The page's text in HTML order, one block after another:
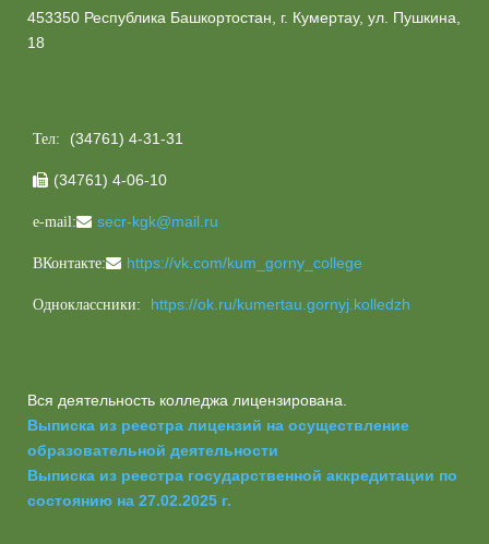
453350 Республика Башкортостан, г. Кумертау, ул. Пушкина,
18
Тел: (34761) 4-31-31
 (34761) 4-06-10
e-mail: secr-kgk@mail.ru
ВКонтакте: https://vk.com/kum_gorny_college
Одноклассники: https://ok.ru/kumertau.gornyj.kolledzh
Вся деятельность колледжа лицензирована.
Выписка из реестра лицензий на осуществление
образовательной деятельности
Выписка из реестра государственной аккредитации по
состоянию на 27.02.2025 г.